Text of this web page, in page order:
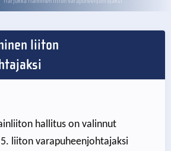
liiton
hallitus on valinnut
liiton varapuheenjohtajaksi